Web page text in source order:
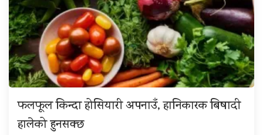
फलफूल किन्दा होसियारी अपनाउँ, हानिकारक बिषादी
हालेको हुनसक्छ